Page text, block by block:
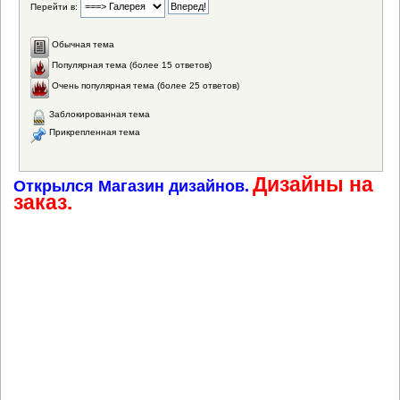
Перейти в:
Обычная тема
Популярная тема (более 15 ответов)
Очень популярная тема (более 25 ответов)
Заблокированная тема
Прикрепленная тема
Открылся Магазин дизайнов. Дизайны на
заказ.